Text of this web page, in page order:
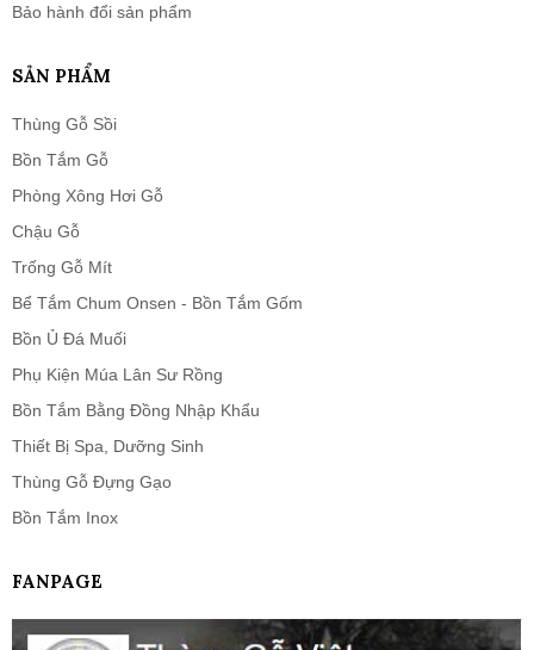
Bảo hành đổi sản phẩm
SẢN PHẨM
Thùng Gỗ Sồi
Bồn Tắm Gỗ
Phòng Xông Hơi Gỗ
Chậu Gỗ
Trống Gỗ Mít
Bể Tắm Chum Onsen - Bồn Tắm Gốm
Bồn Ủ Đá Muối
Phụ Kiện Múa Lân Sư Rồng
Bồn Tắm Bằng Đồng Nhập Khẩu
Thiết Bị Spa, Dưỡng Sinh
Thùng Gỗ Đựng Gạo
Bồn Tắm Inox
FANPAGE